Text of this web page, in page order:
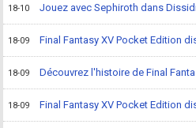
18-10 Jouez avec Sephiroth dans
18-09 Final Fantasy XV Pocket Edition
18-09 Découvrez l'histoire de Final
18-09 Final Fantasy XV Pocket Edition